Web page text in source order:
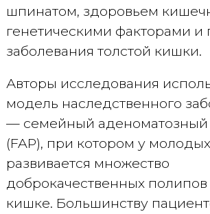
шпинатом, здоровьем
генетическими факторами и
заболевания толстой кишки.
Авторы исследования
модель наследственного
— семейный аденоматозный
(FAP), при котором у
развивается множество
доброкачественных полипов
кишке. Большинству